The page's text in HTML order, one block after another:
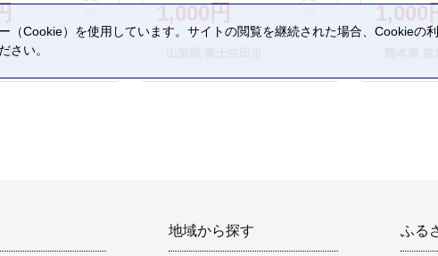
町
1,000円 1,000
地域から探す ふる
（Cookie）を使用しています。サイトの閲覧を継続された場合、Cookieの
さい。